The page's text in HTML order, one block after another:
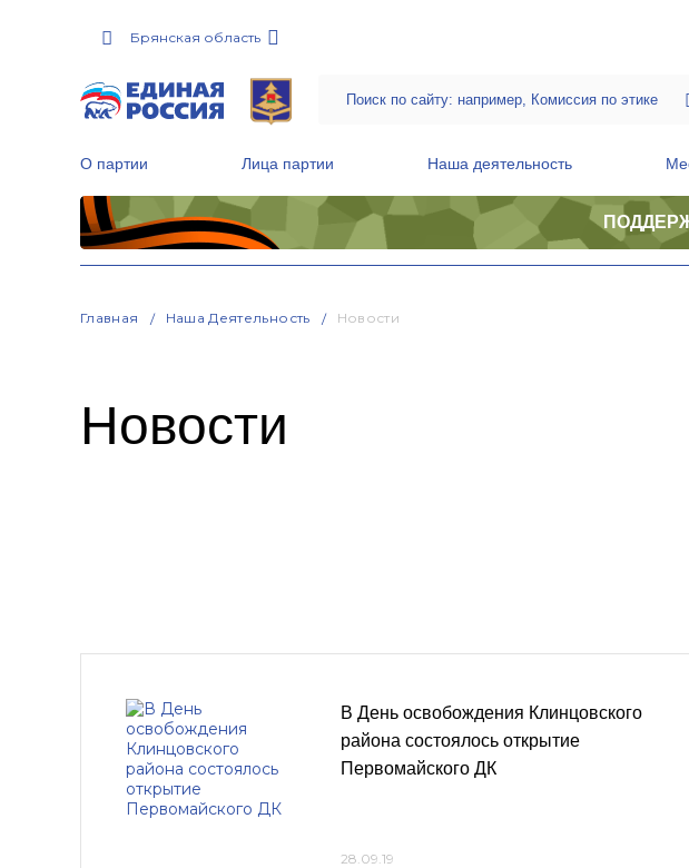
Брянская область
О партии Лица партии Наша деятельность
Главная Наша Деятельность Новости
Новости
В День освобождения Клинцовского
района состоялось открытие
Первомайского ДК
28.09.19